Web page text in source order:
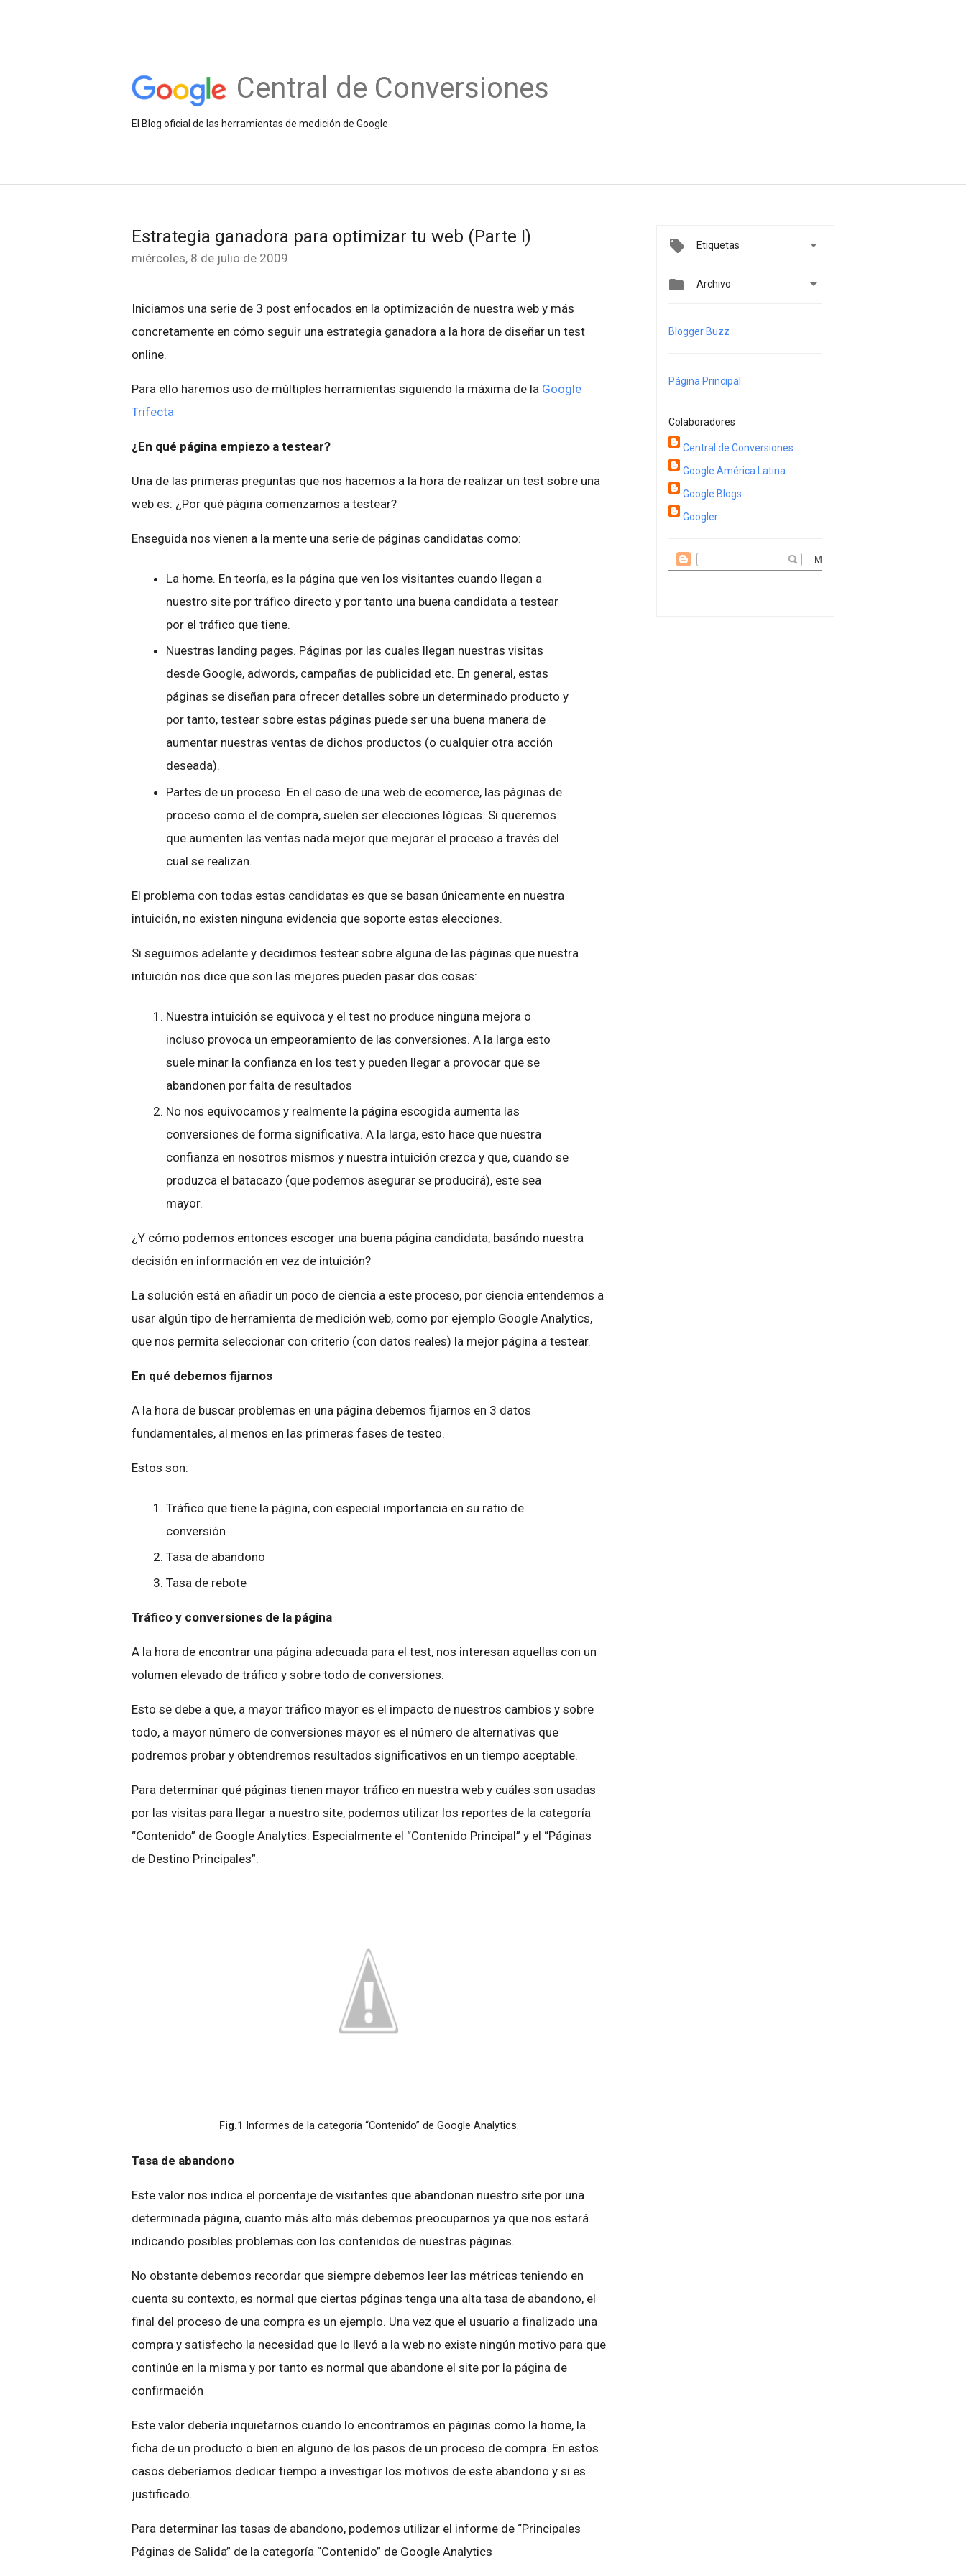
Central de Conversiones
El Blog oficial de las herramientas de medición de Google
Estrategia ganadora para optimizar tu web (Parte I)
miércoles, 8 de julio de 2009
Iniciamos una serie de 3 post enfocados en la optimización de nuestra web y más
concretamente en cómo seguir una estrategia ganadora a la hora de diseñar un test
online.
Para ello haremos uso de múltiples herramientas siguiendo la máxima de la Google
Trifecta
¿En qué página empiezo a testear?
Una de las primeras preguntas que nos hacemos a la hora de realizar un test sobre una
web es: ¿Por qué página comenzamos a testear?
Enseguida nos vienen a la mente una serie de páginas candidatas como:
La home. En teoría, es la página que ven los visitantes cuando llegan a
nuestro site por tráfico directo y por tanto una buena candidata a testear
por el tráfico que tiene.
Nuestras landing pages. Páginas por las cuales llegan nuestras visitas
desde Google, adwords, campañas de publicidad etc. En general, estas
páginas se diseñan para ofrecer detalles sobre un determinado producto y
por tanto, testear sobre estas páginas puede ser una buena manera de
aumentar nuestras ventas de dichos productos (o cualquier otra acción
deseada).
Partes de un proceso. En el caso de una web de ecomerce, las páginas de
proceso como el de compra, suelen ser elecciones lógicas. Si queremos
que aumenten las ventas nada mejor que mejorar el proceso a través del
cual se realizan.
El problema con todas estas candidatas es que se basan únicamente en nuestra
intuición, no existen ninguna evidencia que soporte estas elecciones.
Si seguimos adelante y decidimos testear sobre alguna de las páginas que nuestra
intuición nos dice que son las mejores pueden pasar dos cosas:
Nuestra intuición se equivoca y el test no produce ninguna mejora o
incluso provoca un empeoramiento de las conversiones. A la larga esto
suele minar la confianza en los test y pueden llegar a provocar que se
abandonen por falta de resultados
No nos equivocamos y realmente la página escogida aumenta las
conversiones de forma significativa. A la larga, esto hace que nuestra
confianza en nosotros mismos y nuestra intuición crezca y que, cuando se
produzca el batacazo (que podemos asegurar se producirá), este sea
mayor.
¿Y cómo podemos entonces escoger una buena página candidata, basándo nuestra
decisión en información en vez de intuición?
La solución está en añadir un poco de ciencia a este proceso, por ciencia entendemos a
usar algún tipo de herramienta de medición web, como por ejemplo Google Analytics,
que nos permita seleccionar con criterio (con datos reales) la mejor página a testear.
En qué debemos fijarnos
A la hora de buscar problemas en una página debemos fijarnos en 3 datos
fundamentales, al menos en las primeras fases de testeo.
Estos son:
Tráfico que tiene la página, con especial importancia en su ratio de
conversión
Tasa de abandono
Tasa de rebote
Tráfico y conversiones de la página
A la hora de encontrar una página adecuada para el test, nos interesan aquellas con un
volumen elevado de tráfico y sobre todo de conversiones.
Esto se debe a que, a mayor tráfico mayor es el impacto de nuestros cambios y sobre
todo, a mayor número de conversiones mayor es el número de alternativas que
podremos probar y obtendremos resultados significativos en un tiempo aceptable.
Para determinar qué páginas tienen mayor tráfico en nuestra web y cuáles son usadas
por las visitas para llegar a nuestro site, podemos utilizar los reportes de la categoría
“Contenido” de Google Analytics. Especialmente el “Contenido Principal” y el “Páginas
de Destino Principales”.
Fig.1 Informes de la categoría “Contenido” de Google Analytics.
Tasa de abandono
Este valor nos indica el porcentaje de visitantes que abandonan nuestro site por una
determinada página, cuanto más alto más debemos preocuparnos ya que nos estará
indicando posibles problemas con los contenidos de nuestras páginas.
No obstante debemos recordar que siempre debemos leer las métricas teniendo en
cuenta su contexto, es normal que ciertas páginas tenga una alta tasa de abandono, el
final del proceso de una compra es un ejemplo. Una vez que el usuario a finalizado una
compra y satisfecho la necesidad que lo llevó a la web no existe ningún motivo para que
continúe en la misma y por tanto es normal que abandone el site por la página de
confirmación
Este valor debería inquietarnos cuando lo encontramos en páginas como la home, la
ficha de un producto o bien en alguno de los pasos de un proceso de compra. En estos
casos deberíamos dedicar tiempo a investigar los motivos de este abandono y si es
justificado.
Para determinar las tasas de abandono, podemos utilizar el informe de “Principales
Páginas de Salida” de la categoría “Contenido” de Google Analytics
Etiquetas 
 Archivo 
Blogger Buzz
Página Principal
Colaboradores
Central de Conversiones
Google América Latina
Google Blogs
Googler